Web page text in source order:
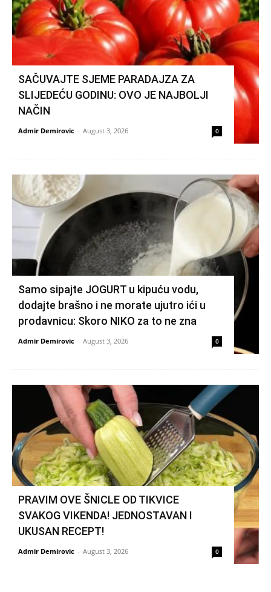
SAČUVAJTE SJEME PARADAJZA ZA
SLIJEDEĆU GODINU: OVO JE NAJBOLJI
NAČIN
Admir Demirovic - August 3, 2026 0
Samo sipajte JOGURT u kipuću vodu,
dodajte brašno i ne morate ujutro ići u
prodavnicu: Skoro NIKO za to ne zna
Admir Demirovic - August 3, 2026 0
PRAVIM OVE ŠNICLE OD TIKVICE
SVAKOG VIKENDA! JEDNOSTAVAN I
UKUSAN RECEPT!
Admir Demirovic - August 3, 2026 0